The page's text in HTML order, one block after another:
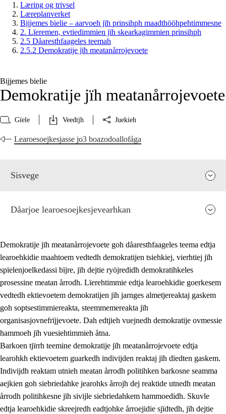
Læring og trivsel
Læreplanverket
Bijjemes bielie – aarvoeh jïh prinsihph maadthööhpehtimmesne
2. Lïeremen, evtiedimmien jïh skearkagimmien prinsihph
2.5 Dåaresthfaageles teemah
2.5.2 Demokratije jïh meatanårrojevoete
Bijjemes bielie
Demokratije jïh meatanårrojevoete
Gïele Veedtjh Juekieh
Learoesoejkesjasse jo3 boazodoallofága
Sisvege
2. Lïeremen, evtiedimmien jïh skearkagimmien prinsihph
2.1 Sosijaale lïereme jïh evtiedimmie
2.2 Maahtoe faagine
2.3 Vihkeles tjiehpiesvoeth
Dåarjoe learoesoejkesjevearhkan
Demokratije jïh meatanårrojevoete goh dåaresthfaageles teema edtja
learoehkidie maahtoem vedtedh demokratijen tsiehkiej, vierhtiej jïh
spïelenjoelkedassi bïjre, jïh dejtie ryöjredidh demokratihkeles
prosessine meatan årrodh. Lïerehtimmie edtja learoehkidie goerkesem
vedtedh ektievoetem demokratijen jïh jarnges almetjereaktaj gaskem
goh soptsestimmiereakta, steemmemereakta jïh
organisasjovnefrïjjevoete. Dah edtjieh vuejnedh demokratije ovmessie
hammoeh jïh vuesiehtimmieh åtna.
Barkoen tjïrrh teemine demokratije jïh meatanårrojevoete edtja
learohkh ektievoetem guarkedh indivijden reaktaj jïh dïedten gaskem.
Indivijdh reaktam utnieh meatan årrodh politihken barkosne seamma
aejkien goh siebriedahke jearohks årrojh dej reaktide utnedh meatan
årrodh politihkesne jïh sivijle siebriedahkem hammoedidh. Skuvle
edtja learoehkidie skreejredh eadtjohke årroejidie sjïdtedh, jïh dejtie